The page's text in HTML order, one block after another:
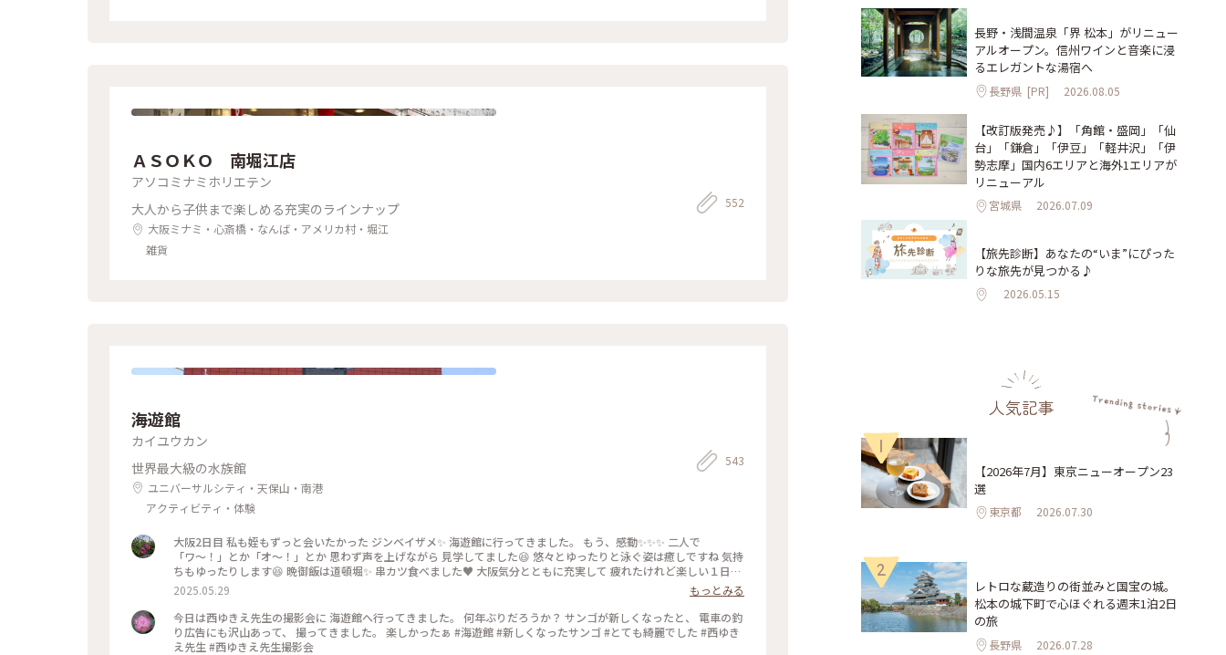
ＡＳＯＫＯ 南堀江店
アソコミナミホリエテン
大人から子供まで楽しめる充実のラインナップ
大阪ミナミ・心斎橋・なんば・アメリカ村・堀江
雑貨
552
海遊館
カイユウカン
世界最大級の水族館
ユニバーサルシティ・天保山・南港
アクティビティ・体験
543
大阪2日目 私も姪もずっと会いたかった ジンベイザメ✨ 海遊館に行ってきました。 もう、感動✨✨✨ 二人で
「ワ〜！」とか「オ〜！」とか 思わず声を上げながら 見学してました😆 悠々とゆったりと泳ぐ姿は癒しですね 気持
ちもゆったりします😆 晩御飯は道頓堀✨ 串カツ食べました♥️ 大阪気分とともに充実して 疲れたけれど楽しい１日で
した😆 #大阪#海遊館#ジンベイザメ #道頓堀#グリコ#串カツ
2025.05.29
もっとみる
今日は西ゆきえ先生の撮影会に 海遊館へ行ってきました。 何年ぶりだろうか？ サンゴが新しくなったと、 電車の釣
り広告にも沢山あって、 撮ってきました。 楽しかったぁ #海遊館 #新しくなったサンゴ #とても綺麗でした #西ゆき
え先生 #西ゆきえ先生撮影会
長野・浅間温泉「界 松本」がリニュー
アルオープン。信州ワインと音楽に浸
るエレガントな湯宿へ
長野県 [PR] 2026.08.05
【改訂版発売♪】「角館・盛岡」「仙
台」「鎌倉」「伊豆」「軽井沢」「伊
勢志摩」国内6エリアと海外1エリアが
リニューアル
宮城県 2026.07.09
【旅先診断】あなたの“いま”にぴった
りな旅先が見つかる♪
2026.05.15
人気記事
1
【2026年7月】東京ニューオープン23
選
東京都 2026.07.30
2
レトロな蔵造りの街並みと国宝の城。
松本の城下町で心ほぐれる週末1泊2日
の旅
長野県 2026.07.28